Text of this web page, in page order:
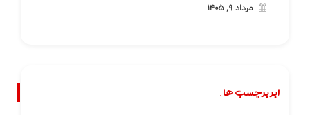
مرداد ۹, ۱۴۰۵
ابر برچسب ها.